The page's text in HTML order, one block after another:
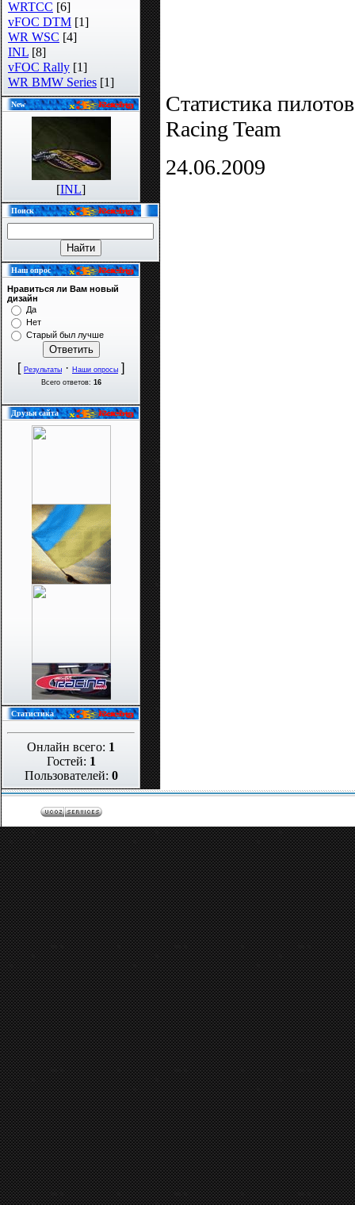
WRTCC [6]
vFOC DTM [1]
WR WSC [4]
INL [8]
vFOC Rally [1]
WR BMW Series [1]
New
[INL]
Поиск
Наш опрос
Нравиться ли Вам новый
дизайн
Да
Нет
Старый был лучше
[ Результаты · Наши опросы ]
Всего ответов: 16
Друзья сайта
Статистика
Онлайн всего: 1
Гостей: 1
Пользователей: 0
Статистика
Racing Team
24.06.2009